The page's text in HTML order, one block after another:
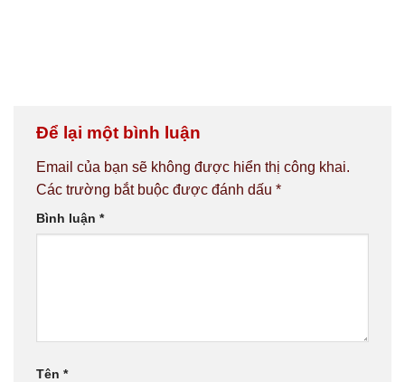
Để lại một bình luận
Email của bạn sẽ không được hiển thị công khai.
Các trường bắt buộc được đánh dấu *
Bình luận *
Tên *